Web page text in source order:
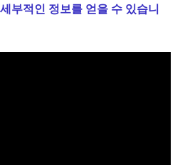
부적인 정보를 얻을 수 있습니